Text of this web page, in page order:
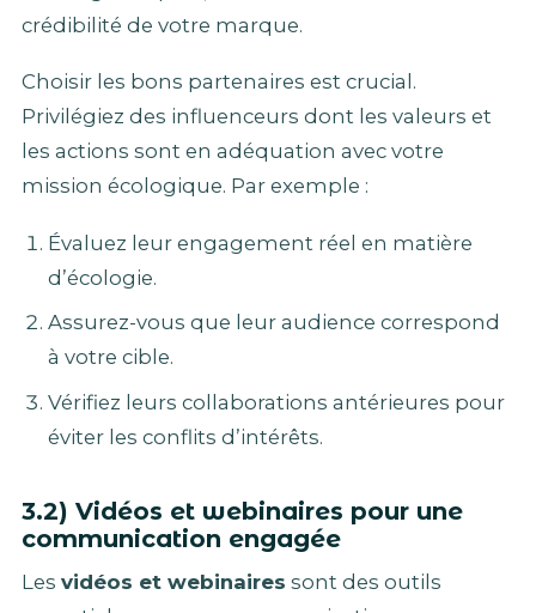
crédibilité de votre marque.
Choisir les bons partenaires est crucial.
Privilégiez des influenceurs dont les valeurs et
les actions sont en adéquation avec votre
mission écologique. Par exemple :
Évaluez leur engagement réel en matière
d’écologie.
Assurez-vous que leur audience correspond
à votre cible.
Vérifiez leurs collaborations antérieures pour
éviter les conflits d’intérêts.
3.2) Vidéos et webinaires pour une
communication engagée
Les vidéos et webinaires sont des outils